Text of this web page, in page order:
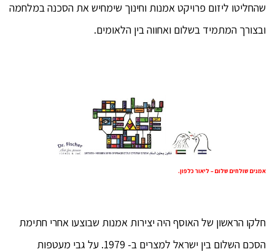
שהחליטו ליזום פרויקט אמנות וחינוך שימחיש את הסכנה במלחמה
ובצורך המתמיד בשלום ואחווה בין הלאומים.
אמנים שולחים שלום – ליאור כלפון.
חלקו הראשון של האוסף היה יצירות אמנות שבוצעו אחרי חתימת
הסכם השלום בין ישראל למצרים ב- 1979. על גבי מעטפות